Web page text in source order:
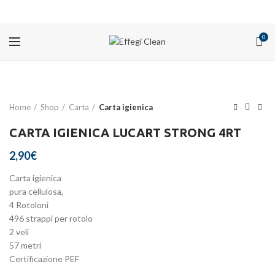
0
Home Shop Carta Carta igienica
CARTA IGIENICA LUCART STRONG 4RT
2,90€
Carta igienica
pura cellulosa,
4 Rotoloni
496 strappi per rotolo
2 veli
57 metri
Certificazione PEF